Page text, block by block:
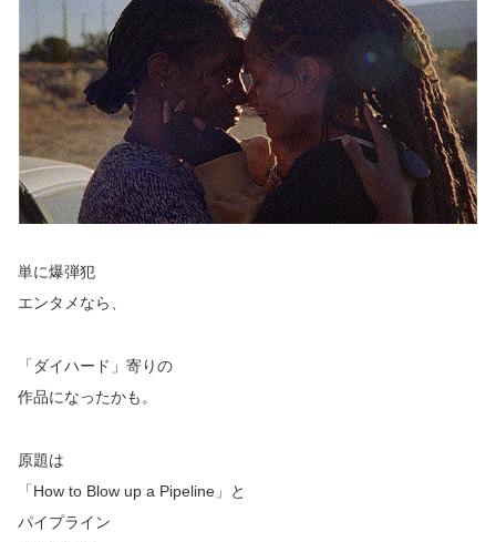
単に爆弾犯
エンタメなら、
「ダイハード」寄りの
作品になったかも。
原題は
「How to Blow up a Pipeline」と
パイプライン